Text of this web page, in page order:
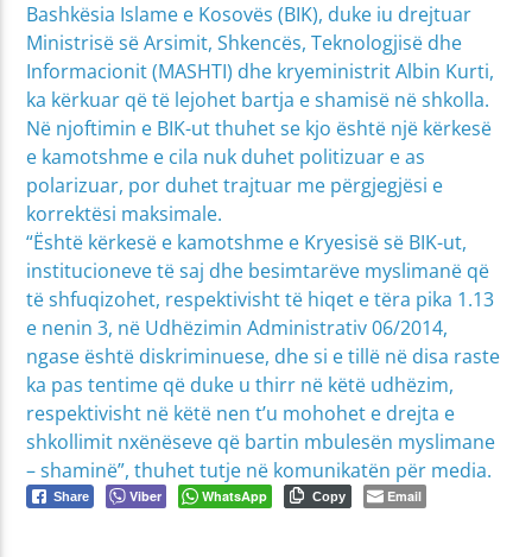
Bashkësia Islame e Kosovës (BIK), duke iu drejtuar
Ministrisë së Arsimit, Shkencës, Teknologjisë dhe
Informacionit (MASHTI) dhe kryeministrit Albin Kurti,
ka kërkuar që të lejohet bartja e shamisë në shkolla.
Në njoftimin e BIK-ut thuhet se kjo është një kërkesë
e kamotshme e cila nuk duhet politizuar e as
polarizuar, por duhet trajtuar me përgjegjësi e
korrektësi maksimale.
“Është kërkesë e kamotshme e Kryesisë së BIK-ut,
institucioneve të saj dhe besimtarëve myslimanë që
të shfuqizohet, respektivisht të hiqet e tëra pika 1.13
e nenin 3, në Udhëzimin Administrativ 06/2014,
ngase është diskriminuese, dhe si e tillë në disa raste
ka pas tentime që duke u thirr në këtë udhëzim,
respektivisht në këtë nen t’u mohohet e drejta e
shkollimit nxënëseve që bartin mbulesën myslimane
– shaminë”, thuhet tutje në komunikatën për media.
Share Viber WhatsApp Copy Email